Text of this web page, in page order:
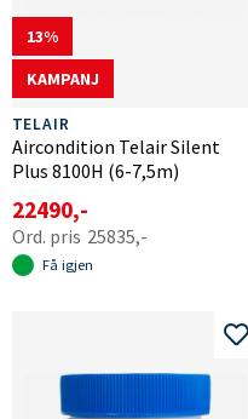
13
KAMPANJ
TELAIR
Aircondition Telair Silent
Plus 8100H (6-7,5m)
22490,-
25835,-
Få igjen